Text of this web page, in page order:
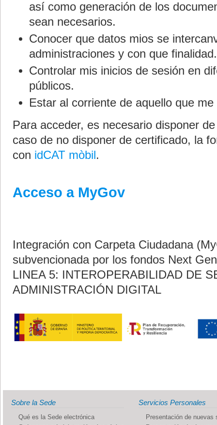
así como generación de los
sean necesarios.
Conocer que datos mios se
administraciones y con que finalidad.
Controlar mis inicios de sesión en
públicos.
Estar al corriente de aquello que
Para acceder, es necesario disponer
caso de no disponer de certificado, la
con idCAT mòbil.
Acceso a MyGov
Integración con Carpeta Ciudadana
subvencionada por los fondos Next
LINEA 5: INTEROPERABILIDAD DE
ADMINISTRACIÓN DIGITAL
Sobre la Sede
Qué es la Sede electrónica
Servicios Personales
Presentación de nuevas